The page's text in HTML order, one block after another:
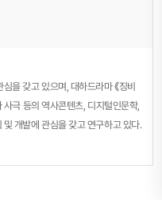
을 갖고 있으며, 대하드라마 《징비
극 등의 역사콘텐츠, 디지털인문학,
개발에 관심을 갖고 연구하고 있다.